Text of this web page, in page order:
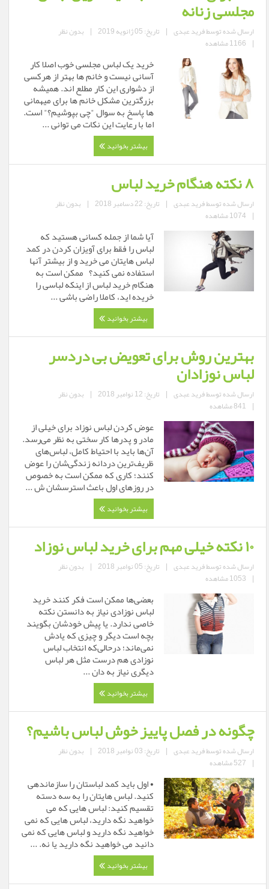
مجلسی زنانه
ارسال شده توسطفرید عبدی | تاریخ: 05 ژانویه 2019 | بدون نظر
| 1166 مشاهده
خرید یک لباس مجلسی خوب اصلا کار
آسانی نیست و خانم ها بهتر از هرکسی
از دشواری این کار مطلع اند. همیشه
بزرگترین مشکل خانم ها برای میهمانی
ها پاسخ به سوال "چی بپوشیم؟" است.
اما با رعایت این نکات می توانی ...
بیشتر بخوانید
۸ نکته هنگام خرید لباس
ارسال شده توسطفرید عبدی | تاریخ: 22 دسامبر 2018 | بدون نظر
| 1074 مشاهده
آیا شما از جمله کسانی هستید که
لباس را فقط برای آویزان کردن در کمد
لباس هایتان می خرید و از بیشتر آنها
استفاده نمی کنید؟ ممکن است به
هنگام خرید لباس از اینکه لباسی را
خریده اید، کاملا راضی باشی ...
بیشتر بخوانید
بهترین روش برای تعویض بی دردسر
لباس نوزادان
ارسال شده توسطفرید عبدی | تاریخ: 12 نوامبر 2018 | بدون نظر
| 841 مشاهده
عوض کردن لباس نوزاد برای خیلی از
مادر و پدرها کار سختی به نظر می‌رسد.
آن‌ها باید با احتیاط کامل، لباس‌های
ظریف‌ترین دردانه زندگی‌شان را عوض
کنند؛ کاری که ممکن است به خصوص
در روزهای اول باعث استرسشان ش ...
بیشتر بخوانید
۱۰ نکته خیلی مهم برای خرید لباس نوزاد
ارسال شده توسطفرید عبدی | تاریخ: 05 نوامبر 2018 | بدون نظر
| 1053 مشاهده
بعضی‌ها ممکن است فکر کنند خرید
لباس نوزادی نیاز به دانستن نکته
خاصی ندارد. یا پیش خودشان بگویند
بچه است دیگر و چیزی که یادش
نمی‌ماند؛ درحالی‌که انتخاب لباس
نوزادی هم درست مثل هر لباس
دیگری نیاز به دان ...
بیشتر بخوانید
چگونه در فصل پاییز خوش لباس باشیم؟
ارسال شده توسطفرید عبدی | تاریخ: 03 نوامبر 2018 | بدون نظر
| 527 مشاهده
• اول باید کمد لباستان را سازماندهی
کنید. لباس هایتان را به سه دسته
تقسیم کنید: لباس هایی که می
خواهید نگه دارید، لباس هایی که نمی
خواهید نگه دارید و لباس هایی که نمی
دانید می خواهید نگه دارید یا نه. ...
بیشتر بخوانید